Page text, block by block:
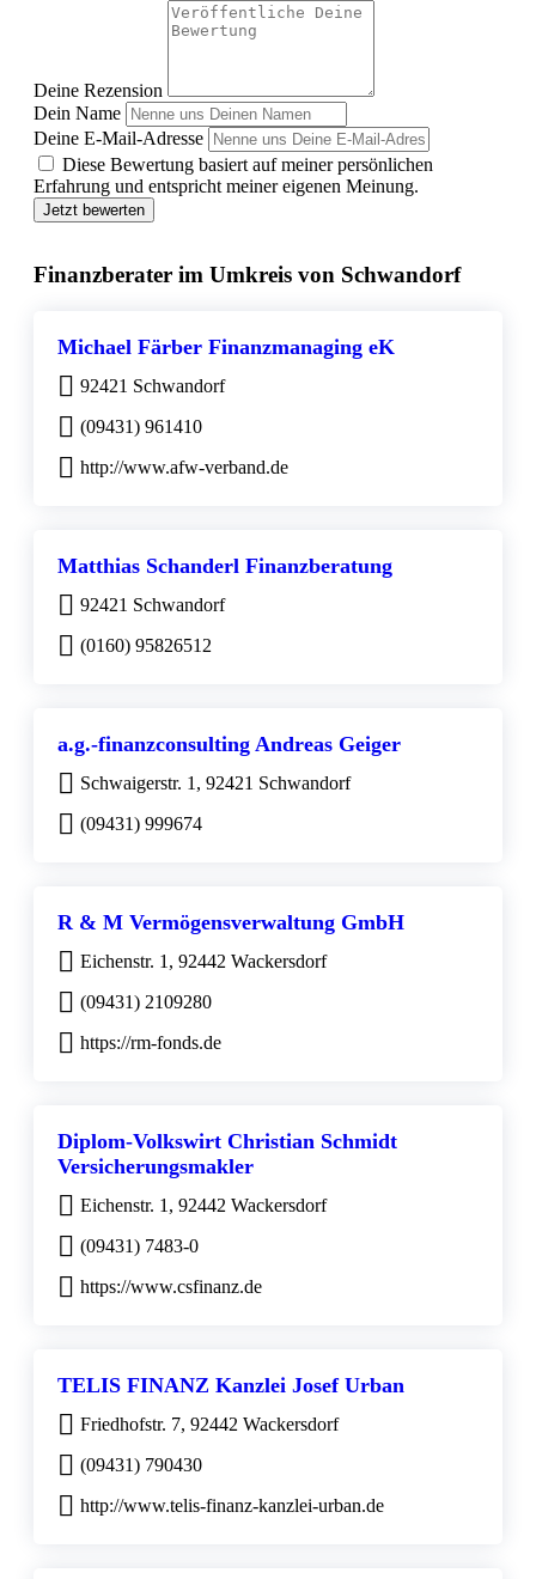
Deine Rezension
Dein Name
Deine E-Mail-Adresse
Diese Bewertung basiert auf meiner persönlichen
Erfahrung und entspricht meiner eigenen Meinung.
Jetzt bewerten
Finanzberater im Umkreis von Schwandorf
Michael Färber Finanzmanaging eK
92421 Schwandorf
(09431) 961410
http://www.afw-verband.de
Matthias Schanderl Finanzberatung
92421 Schwandorf
(0160) 95826512
a.g.-finanzconsulting Andreas Geiger
Schwaigerstr. 1, 92421 Schwandorf
(09431) 999674
R & M Vermögensverwaltung GmbH
Eichenstr. 1, 92442 Wackersdorf
(09431) 2109280
https://rm-fonds.de
Diplom-Volkswirt Christian Schmidt
Versicherungsmakler
Eichenstr. 1, 92442 Wackersdorf
(09431) 7483-0
https://www.csfinanz.de
TELIS FINANZ Kanzlei Josef Urban
Friedhofstr. 7, 92442 Wackersdorf
(09431) 790430
http://www.telis-finanz-kanzlei-urban.de